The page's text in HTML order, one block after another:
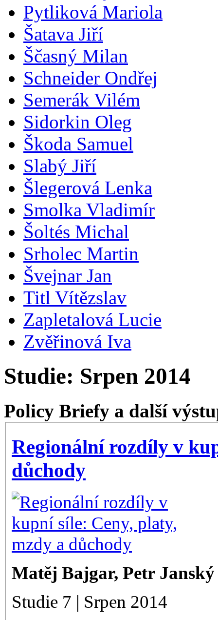
Pytliková Mariola
Šatava Jiří
Ščasný Milan
Schneider Ondřej
Semerák Vilém
Sidorkin Oleg
Škoda Samuel
Slabý Jiří
Šlegerová Lenka
Smolka Vladimír
Šoltés Michal
Srholec Martin
Švejnar Jan
Titl Vítězslav
Zapletalová Lucie
Zvěřinová Iva
Studie: Srpen 2014
Policy Briefy a další
Regionální rozdíly v
důchody
Matěj Bajgar, Petr Janský
Studie 7 | Srpen 2014